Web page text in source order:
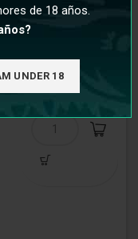
de 18 años.
UNDER 18